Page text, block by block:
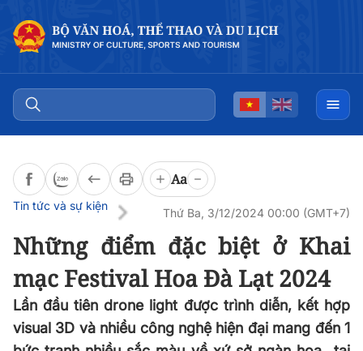
Aa
Tin tức và sự kiện
Thứ Ba, 3/12/2024 00:00 (GMT+7)
Những điểm đặc biệt ở Khai
mạc Festival Hoa Đà Lạt 2024
Lần đầu tiên drone light được trình diễn, kết hợp
visual 3D và nhiều công nghệ hiện đại mang đến 1
Đọc bài